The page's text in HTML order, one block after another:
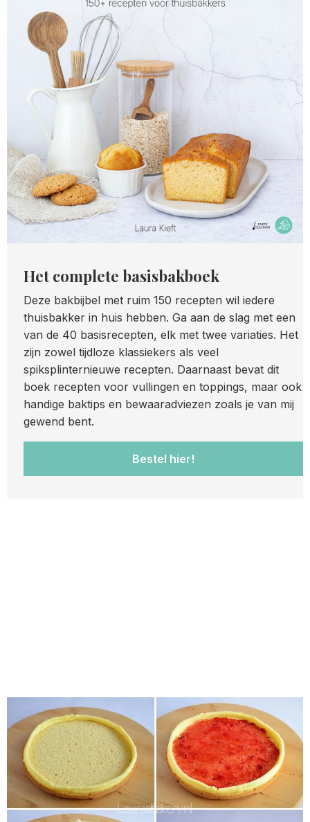
Het complete basisbakboek
Deze bakbijbel met ruim 150 recepten wil iedere
thuisbakker in huis hebben. Ga aan de slag met een
van de 40 basisrecepten, elk met twee variaties. Het
zijn zowel tijdloze klassiekers als veel
spiksplinternieuwe recepten. Daarnaast bevat dit
boek recepten voor vullingen en toppings, maar ook
handige baktips en bewaaradviezen zoals je van mij
gewend bent.
Bestel hier!